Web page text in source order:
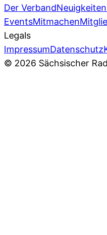
Der VerbandNeuigkeiten
EventsMitmachen
Legals
ImpressumDatenschutz
© 2026 Sächsischer